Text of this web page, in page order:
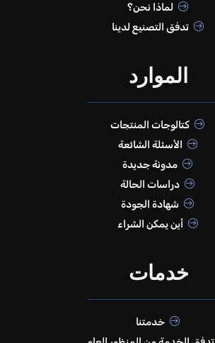
لماذا نحن؟
تدفق التصنيع لدينا
الموارد
كتالوجات المنتجات
الأسئلة الشائعة
مدونة جديدة
دراسات الحالة
شهادة الجودة
أين يمكن الشراء
خدمات
خدمتنا